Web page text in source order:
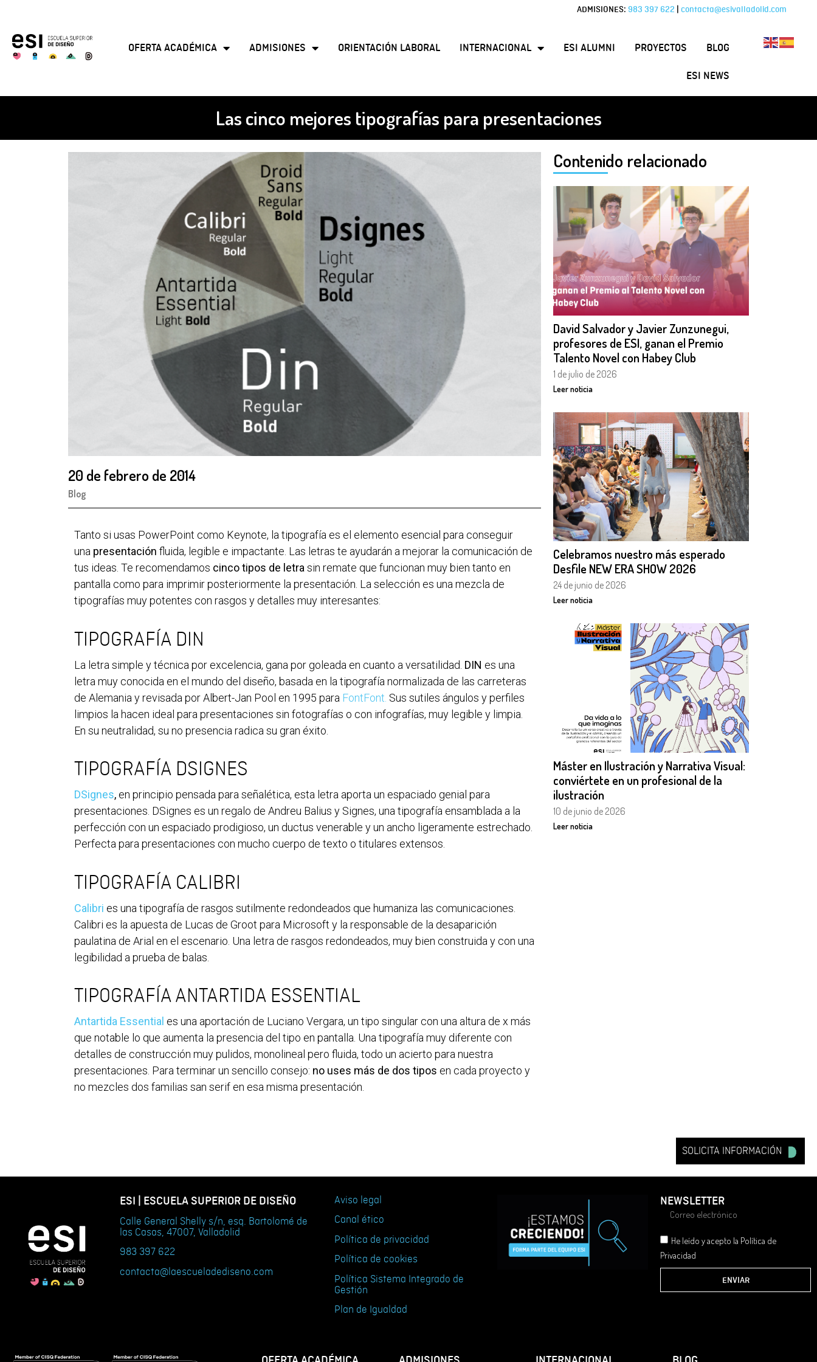
ADMISIONES: 983 397 622 contacta@esivalladolid.com
OFERTA ACADÉMICA ADMISIONES ORIENTACIÓN LABORAL INTERNACIONAL ESI ALUMNI PROYECTOS BLOG
ESI NEWS
Las cinco mejores tipografías para presentaciones
20 de febrero de 2014
Blog
Tanto si usas PowerPoint como Keynote, la tipografía es el elemento esencial para conseguir
una presentación fluida, legible e impactante. Las letras te ayudarán a mejorar la comunicación de
tus ideas. Te recomendamos cinco tipos de letrasin remate que funcionan muy bien tanto en
pantalla como para imprimir posteriormente la presentación. La selección es una mezcla de
tipografías muy potentes con rasgos y detalles muy interesantes:
TIPOGRAFÍA DIN
La letra simple y técnica por excelencia, gana por goleada en cuanto a versatilidad. DIN es una
letra muy conocida en el mundo del diseño, basada en la tipografía normalizada de las carreteras
de Alemania y revisada por Albert-Jan Pool en 1995 para FontFont. Sus sutiles ángulos y perfiles
limpios la hacen ideal para presentaciones sin fotografías o con infografías, muy legible y limpia.
En su neutralidad, su no presencia radica su gran éxito.
TIPOGRAFÍA DSIGNES
DSignes, en principio pensada para señalética, esta letra aporta un espaciado genial para
presentaciones. DSignes es un regalo de Andreu Balius y Signes, una tipografía ensamblada a la
perfección con un espaciado prodigioso, un ductus venerable y un ancho ligeramente estrechado.
Perfecta para presentaciones con mucho cuerpo de texto o titulares extensos.
TIPOGRAFÍA CALIBRI
Calibri es una tipografía de rasgos sutilmente redondeados que humaniza las comunicaciones.
Calibri es la apuesta de Lucas de Groot para Microsoft y la responsable de la desaparición
paulatina de Arial en el escenario. Una letra de rasgos redondeados, muy bien construida y con una
legibilidad a prueba de balas.
TIPOGRAFÍA ANTARTIDA ESSENTIAL
Antartida Essential es una aportación de Luciano Vergara, un tipo singular con una altura de x más
que notable lo que aumenta la presencia del tipo en pantalla. Una tipografía muy diferente con
detalles de construcción muy pulidos, monolineal pero fluida, todo un acierto para nuestra
presentaciones. Para terminar un sencillo consejo: no uses más de dos tipos en cada proyecto y
no mezcles dos familias san serif en esa misma presentación.
Contenido relacionado
David Salvador y Javier Zunzunegui,
profesores de ESI, ganan el Premio
Talento Novel con Habey Club
1 de julio de 2026
Leer noticia
Celebramos nuestro más esperado
Desfile NEW ERA SHOW 2026
24 de junio de 2026
Leer noticia
Máster en Ilustración y Narrativa Visual:
conviértete en un profesional de la
ilustración
10 de junio de 2026
Leer noticia
SOLICITA INFORMACIÓN
ESI | ESCUELA SUPERIOR DE DISEÑO
Calle General Shelly s/n, esq. Bartolomé de
las Casas, 47007, Valladolid
983 397 622
contacta@laescueladediseno.com
Aviso legal
Canal ético
Política de privacidad
Política de cookies
Política Sistema Integrado de
Gestión
Plan de Igualdad
NEWSLETTER
He leído y acepto la Política de
Privacidad
ENVIAR